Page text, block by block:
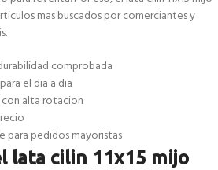
mas buscados por comerciantes y
comprobada
el dia a dia
alta rotacion
para pedidos mayoristas
lata cilin 11x15 mijo